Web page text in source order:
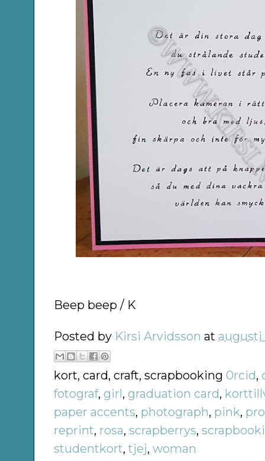
Beep beep / K
Posted by Kirsi Arvidsson ataugusti
kort, card, craft, scrapbooking0rcid,
fotograf,girl,graduation card,
paper accents, photograph, pink,
reprint, rosa,scrapberrys,
studentkort,tjej,woman